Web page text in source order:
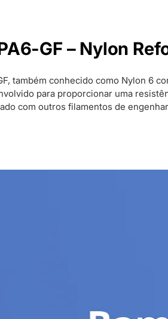
GF – Nylon
também conhecido como Nylon 6
para proporcionar uma
com outros filamentos de